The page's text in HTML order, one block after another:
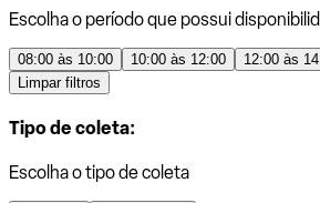
Escolha o período que possui
08:00 às 10:00 10:00 às 12:00 12:00 às
Limpar filtros
Tipo de coleta:
Escolha o tipo de coleta